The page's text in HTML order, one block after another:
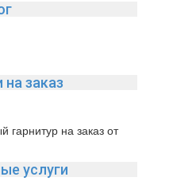
на заказ
услуги